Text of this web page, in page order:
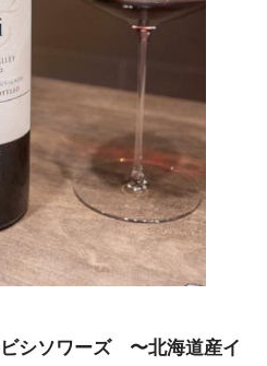
ビシソワーズ 〜北海道産イ